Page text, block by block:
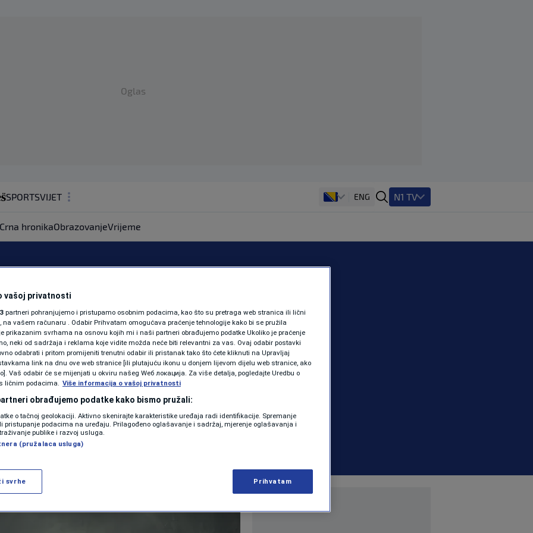
Oglas
SPORTSVIJET
ZDRAVLJE
SHOWBIZ
PODCAST
N1 SPECIJAL
FENOMENI
NEISTRAŽENO
VIRALNO
ENG N1 TV
Crna hronikaObrazovanjeVrijeme
gradi se tunel koji
vozila sa ceste
17:23 | EKONOMIJA | 1 komentara
Više
vašoj privatnosti
partneri pohranjujemo i pristupamo osobnim podacima, kao što su pretraga web stranica ili lični
na vašem računaru . Odabir Prihvatam omogućava praćenje tehnologije kako bi se pružila
prikazanim svrhama na osnovu kojih mi i naši partneri obrađujemo podatke Ukoliko je praćenje
neki od sadržaja i reklama koje vidite možda neće biti relevantni za vas. Ovaj odabir postavki
odabrati i pritom promijeniti trenutni odabir ili pristanak tako što ćete kliknuti na Upravljaj
link na dnu ove web stranice [ili plutajuću ikonu u donjem lijevom dijelu web stranice, ako
Vaš odabir će se mijenjati u okviru našeg Wеб локација. Za više detalja, pogledajte Uredbu o
ličnim podacima. Više informacija o vašoj privatnosti
obrađujemo podatke kako bismo pružali:
o tačnoj geolokaciji. Aktivno skenirajte karakteristike uređaja radi identifikacije. Spremanje
pristupanje podacima na uređaju. Prilagođeno oglašavanje i sadržaj, mjerenje oglašavanja i
publike i razvoj usluga.
(pružalaca usluga)
svrhe Prihvatam